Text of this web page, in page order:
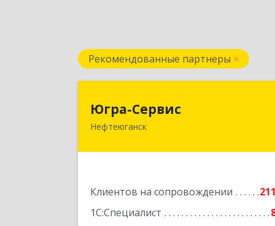
Рекомендованные партнеры
Югра-Сервис
Нефтеюганск
Клиентов на сопровождении
211
1С:Специалист
628303, Ханты-Мансийский